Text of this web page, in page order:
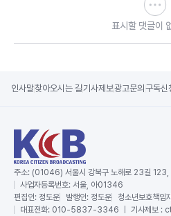
표시할 댓글이
인사말찾아오시는 길기사제보광고문의 구독신
주소: (01046) 서울시 강북구 노해로 23길
사업자등록번호: 서울, 아01346
편집인: 정도운 발행인: 정도운 청소년보호책임
대표전화: 010-5837-3346 ｜ 기사제보 :